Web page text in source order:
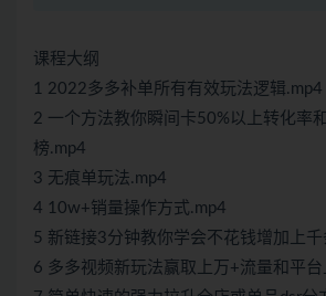
课程大纲
1 2022多多补单所有有效玩法逻辑.mp4
2 一个方法教你瞬间卡50%以上转化率
榜.mp4
3 无痕单玩法.mp4
4 10w+销量操作方式.mp4
5 新链接3分钟教你学会不花钱增加上
6 多多视频新玩法赢取上万+流量和平